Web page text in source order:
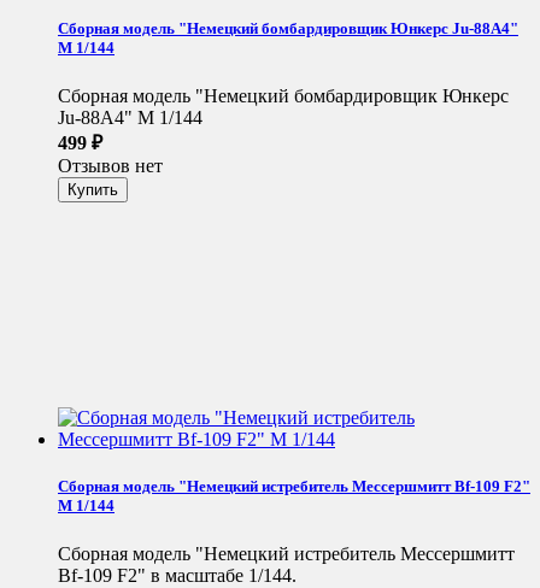
Сборная модель "Немецкий бомбардировщик Юнкерс Ju-88A4"
М 1/144
Сборная модель "Немецкий бомбардировщик Юнкерс
Ju-88A4" М 1/144
499 ₽
Отзывов нет
Сборная модель "Немецкий истребитель Мессершмитт Bf-109 F2"
М 1/144
Сборная модель "Немецкий истребитель Мессершмитт
Bf-109 F2" в масштабе 1/144.